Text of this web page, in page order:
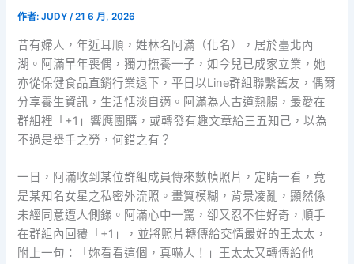
作者:JUDY/21 6 月, 2026
昔有婦人，年近耳順，姓林名阿滿（化名），居於臺北內
湖。阿滿早年喪偶，獨力撫養一子，如今兒已成家立業，她
亦從保健食品直銷行業退下，平日以Line群組聯繫舊友，偶爾
分享養生資訊，生活恬淡自適。阿滿為人古道熱腸，最愛在
群組裡「+1」響應團購，或轉發有趣文章給三五知己，以為
不過是舉手之勞，何錯之有？
一日，阿滿收到某位群組成員傳來數幀照片，定睛一看，竟
是某知名女星之私密外流照。畫質模糊，背景凌亂，顯然係
未經同意遭人側錄。阿滿心中一驚，卻又忍不住好奇，順手
在群組內回覆「+1」，並將照片轉傳給交情最好的王太太，
附上一句：「妳看看這個，真嚇人！」王太太又轉傳給他